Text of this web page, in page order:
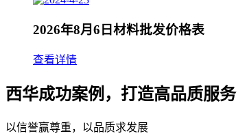
2026年8月6日材料批发价格表
查看详情
西华成功案例，打造高品质服务
以信誉赢尊重，以品质求发展